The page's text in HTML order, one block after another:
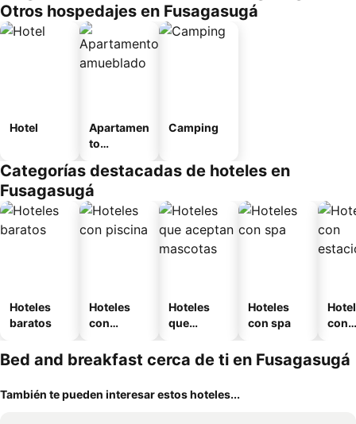
Otros hospedajes en Fusagasugá
Hotel
Apartamen
to
o
Camping
Categorías destacadas de hoteles en
Fusagasugá
Hoteles
baratos
Hoteles
con
Hoteles
que
mascotas
Hoteles
con spa
con
Bed and breakfast cerca de ti en Fusagasugá
También te pueden interesar estos hoteles...